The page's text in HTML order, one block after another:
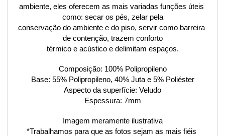
ambiente, eles oferecem as mais variadas funções úteis
como: secar os pés, zelar pela
conservação do ambiente e do piso, servir como barreira
de contenção, trazem conforto
térmico e acústico e delimitam espaços.
Composição: 100% Polipropileno
Base: 55% Polipropileno, 40% Juta e 5% Poliéster
Aspecto da superfície: Veludo
Espessura: 7mm
Imagem meramente ilustrativa
*Trabalhamos para que as fotos sejam as mais fiéis